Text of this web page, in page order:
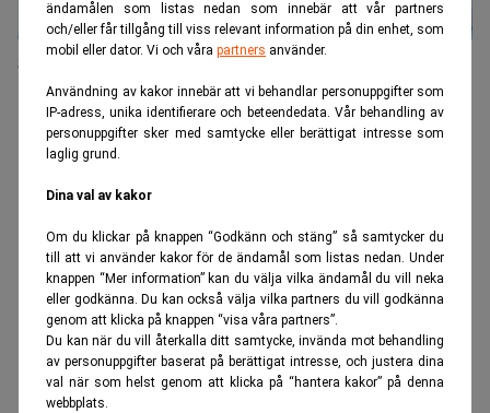
ändamålen som listas nedan som innebär att vår partners
och/eller får tillgång till viss relevant information på din enhet, som
mobil eller dator. Vi och våra partners använder.
Användning av kakor innebär att vi behandlar personuppgifter som
IP-adress, unika identifierare och beteendedata. Vår behandling av
personuppgifter sker med samtycke eller berättigat intresse som
laglig grund.
Dina val av kakor
Om du klickar på knappen “Godkänn och stäng” så samtycker du
till att vi använder kakor för de ändamål som listas nedan. Under
knappen “Mer information” kan du välja vilka ändamål du vill neka
eller godkänna. Du kan också välja vilka partners du vill godkänna
genom att klicka på knappen “visa våra partners”.
Du kan när du vill återkalla ditt samtycke, invända mot behandling
av personuppgifter baserat på berättigat intresse, och justera dina
val när som helst genom att klicka på “hantera kakor” på denna
webbplats.
SEB och PwC toppar M&A-ranking
ANNONS